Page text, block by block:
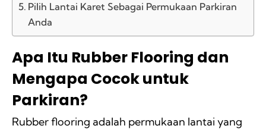
Pilih Lantai Karet Sebagai Permukaan Parkiran
Anda
Apa Itu Rubber Flooring dan
Mengapa Cocok untuk
Parkiran?
Rubber flooring adalah permukaan lantai yang